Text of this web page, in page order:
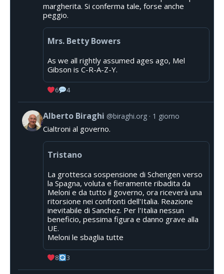
margherita. Si conferma tale, forse anche
peggio.
Mrs. Betty Bowers
As we all rightly assumed ages ago, Mel
Gibson is C-R-A-Z-Y.
6 4
Alberto Biraghi @biraghi.org 1 giorno
Cialtroni al governo.
Tristano
La grottesca sospensione di Schengen verso
la Spagna, voluta e fieramente ribadita da
Meloni e da tutto il governo, ora riceverà una
ritorsione nei confronti dell'Italia. Reazione
inevitabile di Sanchez. Per l'Italia nessun
beneficio, pessima figura e danno grave alla
UE.
Meloni le sbaglia tutte
8 3